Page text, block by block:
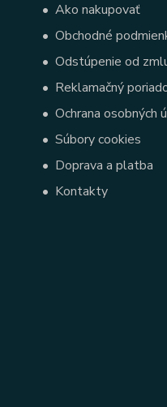
• Ako nakupovať
• Obchodné
• Odstúpenie od
• Reklamačný
• Ochrana osobných
• Súbory cookies
• Doprava a platba
• Kontakty